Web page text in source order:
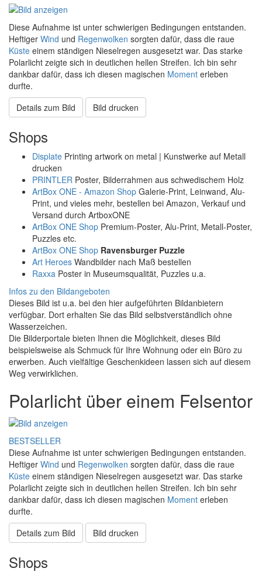
Diese Aufnahme ist unter schwierigen Bedingungen entstanden.
Heftiger Wind und Regenwolken sorgten dafür, dass die raue
Küste einem ständigen Nieselregen ausgesetzt war. Das starke
Polarlicht zeigte sich in deutlichen hellen Streifen. Ich bin sehr
dankbar dafür, dass ich diesen magischen Moment erleben
durfte.
Details zum Bild
Bild drucken
Shops
Displate Printing artwork on metal | Kunstwerke auf Metall
drucken
PRINTLER Poster, Bilderrahmen aus schwedischem Holz
ArtBox ONE - Amazon Shop Galerie-Print, Leinwand, Alu-
Print, und vieles mehr, bestellen bei Amazon, Verkauf und
Versand durch ArtboxONE
ArtBox ONE Shop Premium-Poster, Alu-Print, Metall-Poster,
Puzzles etc.
ArtBox ONE Shop Ravensburger Puzzle
Art Heroes Wandbilder nach Maß bestellen
Raxxa Poster in Museumsqualität, Puzzles u.a.
Infos zu den Bildangeboten
Dieses Bild ist u.a. bei den hier aufgeführten Bildanbietern
verfügbar. Dort erhalten Sie das Bild selbstverständlich ohne
Wasserzeichen.
Die Bilderportale bieten Ihnen die Möglichkeit, dieses Bild
beispielsweise als Schmuck für Ihre Wohnung oder ein Büro zu
erwerben. Auch vielfältige Geschenkideen lassen sich auf diesem
Weg verwirklichen.
Polarlicht über einem Felsentor
BESTSELLER
Diese Aufnahme ist unter schwierigen Bedingungen entstanden.
Heftiger Wind und Regenwolken sorgten dafür, dass die raue
Küste einem ständigen Nieselregen ausgesetzt war. Das starke
Polarlicht zeigte sich in deutlichen hellen Streifen. Ich bin sehr
dankbar dafür, dass ich diesen magischen Moment erleben
durfte.
Details zum Bild
Bild drucken
Shops